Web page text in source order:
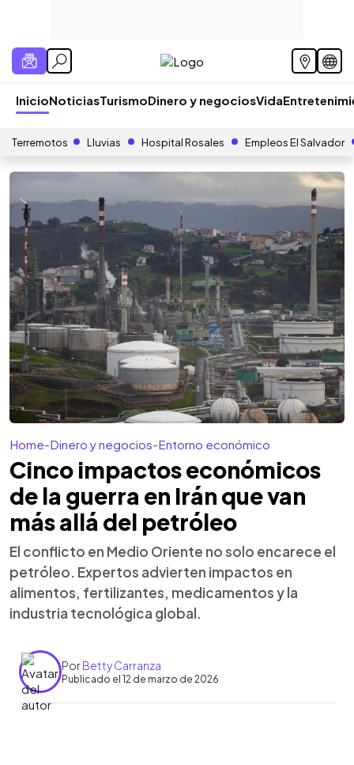
InicioNoticiasTurismoDinero y negociosVida
Terremotos Lluvias Hospital Rosales Empleos El Salvador
Home-Dinero y negocios-Entorno económico
Cinco impactos económicos
de la guerra en Irán que van
más allá del petróleo
El conflicto en Medio Oriente no solo encarece el
petróleo. Expertos advierten impactos en
alimentos, fertilizantes, medicamentos y la
industria tecnológica global.
PorBetty Carranza
Publicado el 12 de marzo de 2026